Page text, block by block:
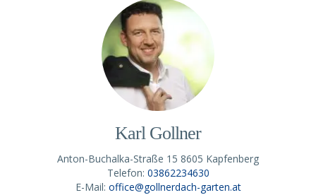
Karl Gollner
Anton-Buchalka-Straße 15 8605 Kapfenberg
Telefon: 03862234630
E-Mail: office@gollnerdach-garten.at